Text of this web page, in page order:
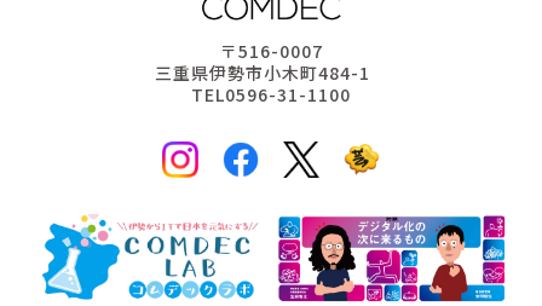
〒516-0007
三重県伊勢市小木町484-1
TEL0596-31-1100